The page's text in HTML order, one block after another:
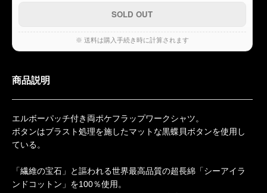
※ 送料は購入手続き時に計算されます
商品説明
エルボーパッチ付き両ポケフラップワークシャツ。
ボタンはブラスト処理を施したマットな黒蝶貝ボタンを使用し
ている。
「繊維の宝石」と謳われる世界最高品質の超長綿「シーアイラ
ンドコットン」を100％使用。